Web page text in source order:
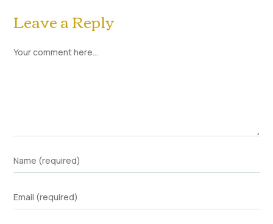
Leave a Reply